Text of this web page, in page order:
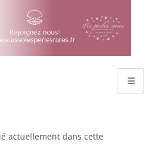
actuellement dans cette